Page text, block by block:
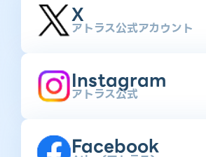
X
アトラス公式アカウント
Instagram
アトラス公式
Facebook